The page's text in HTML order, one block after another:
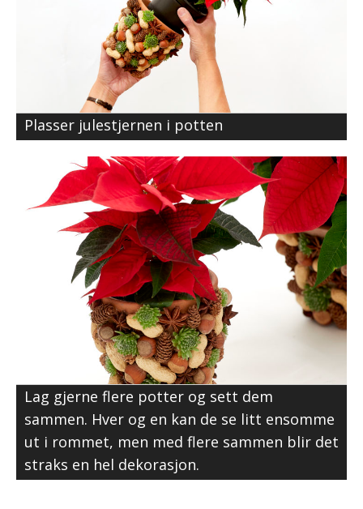
Plasser julestjernen i potten
Lag gjerne flere potter og sett dem
sammen. Hver og en kan de se litt ensomme
ut i rommet, men med flere sammen blir det
straks en hel dekorasjon.